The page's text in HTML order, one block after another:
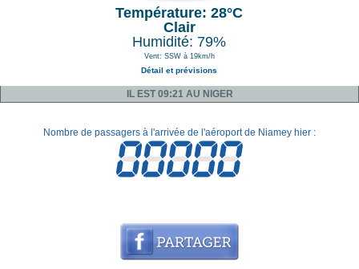
Température: 28°C
Clair
Humidité: 79%
Vent: SSW à 19km/h
Détail et prévisions
IL EST 09:21 AU NIGER
Nombre de passagers à l'arrivée de l'aéroport de Niamey hier :